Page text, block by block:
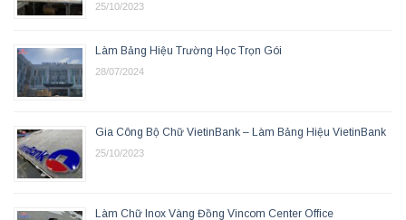
25/10/2023
Làm Bảng Hiệu Trường Học Trọn Gói
28/07/2024
Gia Công Bộ Chữ VietinBank – Làm Bảng Hiệu VietinBank
25/10/2023
Làm Chữ Inox Vàng Đồng Vincom Center Office